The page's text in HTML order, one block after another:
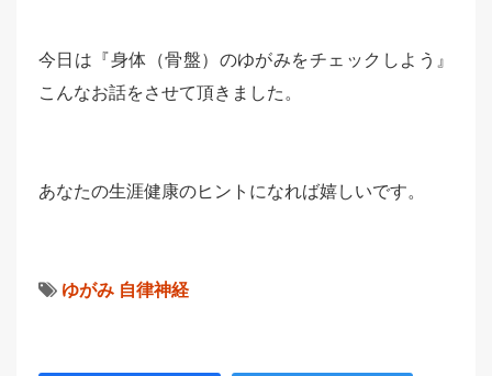
今日は『身体（骨盤）のゆがみをチェックしよう』
こんなお話をさせて頂きました。
あなたの生涯健康のヒントになれば嬉しいです。
ゆがみ 自律神経